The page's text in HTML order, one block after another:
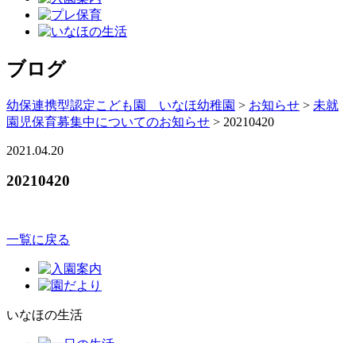
ブログ
幼保連携型認定こども園 いなほ幼稚園 > お知らせ > 未就
園児保育募集中についてのお知らせ > 20210420
2021.04.20
20210420
一覧に戻る
いなほの生活